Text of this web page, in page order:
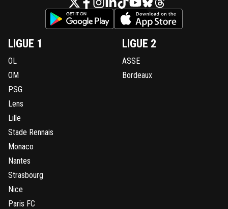
LIGUE 1
OL
OM
PSG
Lens
Lille
Stade Rennais
Monaco
Nantes
Strasbourg
Nice
Paris FC
LIGUE 2
ASSE
Bordeaux